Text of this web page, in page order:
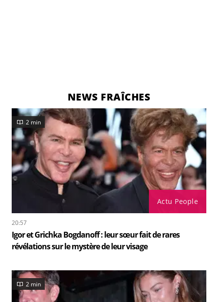
NEWS FRAÎCHES
Actu People
2 min
20:57
Igor et Grichka Bogdanoff : leur sœur fait de rares
révélations sur le mystère de leur visage
2 min